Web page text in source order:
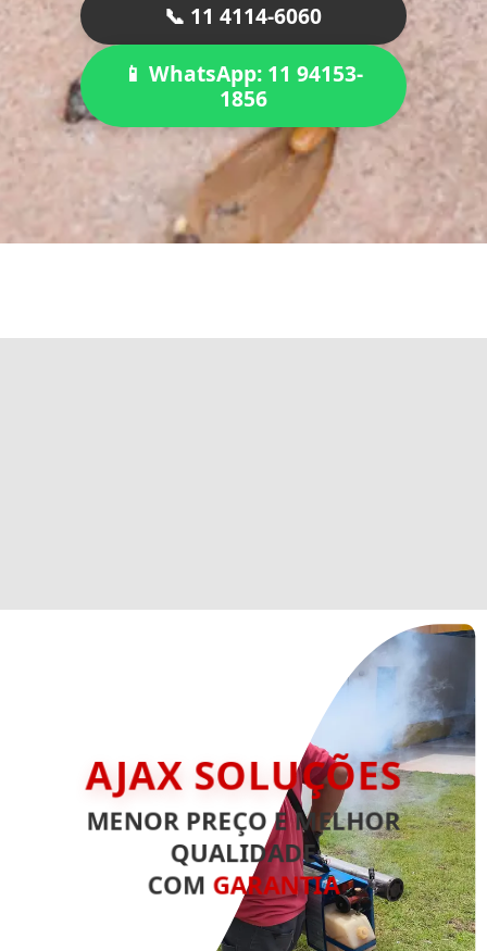
📞 11 4114-6060
📱 WhatsApp: 11 94153-
1856
AJAX SOLUÇÕES
MENOR PREÇO E MELHOR
QUALIDADE
COM GARANTIA